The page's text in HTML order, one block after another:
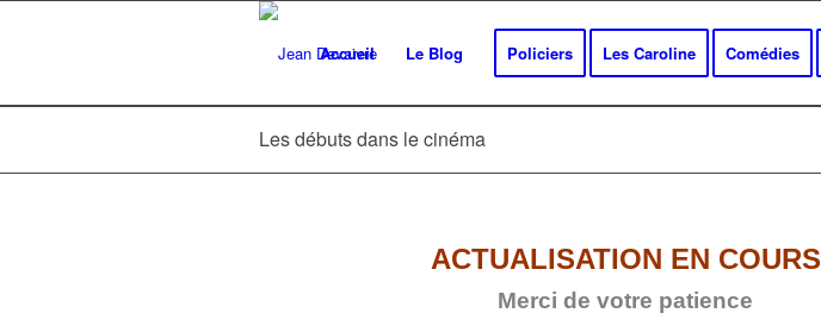
Accueil Le Blog Policiers Les Caroline Comédies
Les débuts dans le cinéma
ACTUALISATION EN COURS
Merci de votre patience